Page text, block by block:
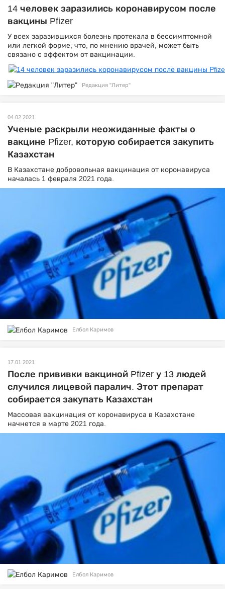
14 человек заразились коронавирусом после
вакцины Pfizer
У всех заразившихся болезнь протекала в бессимптомной
или легкой форме, что, по мнению врачей, может быть
связано с эффектом от вакцинации.
Редакция "Литер"
04.02.2021
Ученые раскрыли неожиданные факты о
вакцине Pfizer, которую собирается закупить
Казахстан
В Казахстане добровольная вакцинация от коронавируса
началась 1 февраля 2021 года.
Елбол Каримов
17.01.2021
После прививки вакциной Pfizer у 13 людей
случился лицевой паралич. Этот препарат
собирается закупать Казахстан
Массовая вакцинация от коронавируса в Казахстане
начнется в марте 2021 года.
Елбол Каримов